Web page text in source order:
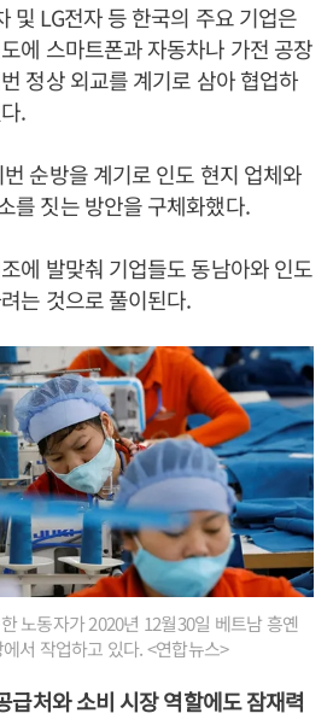
및 LG전자 등 한국의 주요 기업은
에 스마트폰과 자동차나 가전 공장
정상 외교를 계기로 삼아 협업하
.
순방을 계기로 인도 현지 업체와
를 짓는 방안을 구체화했다.
에 발맞춰 기업들도 동남아와 인도
는 것으로 풀이된다.
노동자가 2020년 12월30일 베트남 흥옌
서 작업하고 있다. <연합뉴스>
처와 소비 시장 역할에도 잠재력